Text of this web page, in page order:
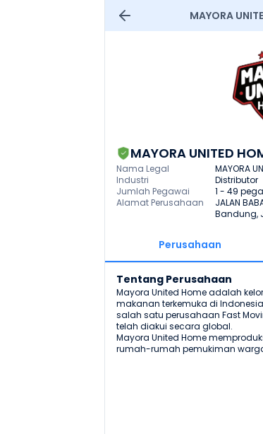
MAYORA
MAYORA UNITED
Nama Legal
MAYORA
Industri
Distributor
Jumlah Pegawai
1 - 49
Alamat Perusahaan
JALAN
Bandung,
Perusahaan
Tentang Perusahaan
Mayora United Home adalah
makanan terkemuka di
salah satu perusahaan Fast
telah diakui secara global.
Mayora United Home
rumah-rumah pemukiman